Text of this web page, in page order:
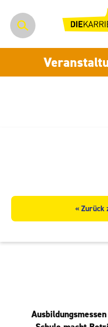
« Zurück
Ausbildungsmessen